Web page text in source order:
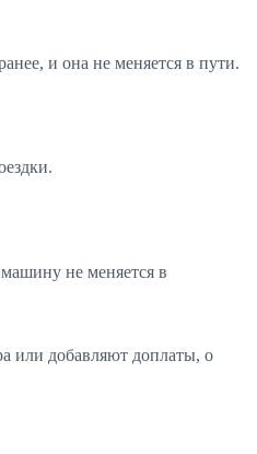
и она не меняется в пути.
не меняется в
или добавляют доплаты, о